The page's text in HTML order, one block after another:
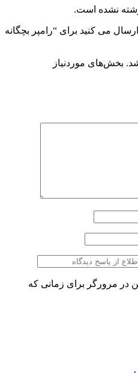
نشده است.
می کنید برای “رامپر بچگانه
بخش‌های موردنیاز
در مرورگر برای زمانی که